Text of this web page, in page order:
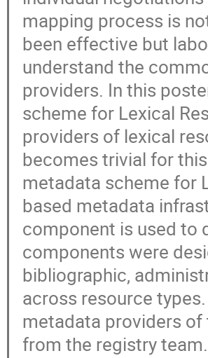
mapping process is
been effective but
understand the
providers. In this
scheme for Lexical
providers of lexical
becomes trivial for
metadata scheme for
based metadata
component is used to
components were
bibliographic,
across resource
metadata providers of
from the registry team.